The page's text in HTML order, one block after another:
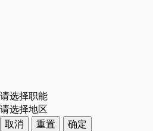
请选择职能
请选择地区
取消
重置
确定